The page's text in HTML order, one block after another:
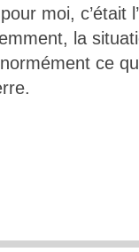
moi, c’était
la
ce